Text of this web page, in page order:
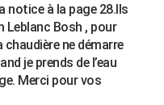
notice à la page 28.Ils
Bosh , pour
ne démarre
je prends de l’eau
Merci pour vos